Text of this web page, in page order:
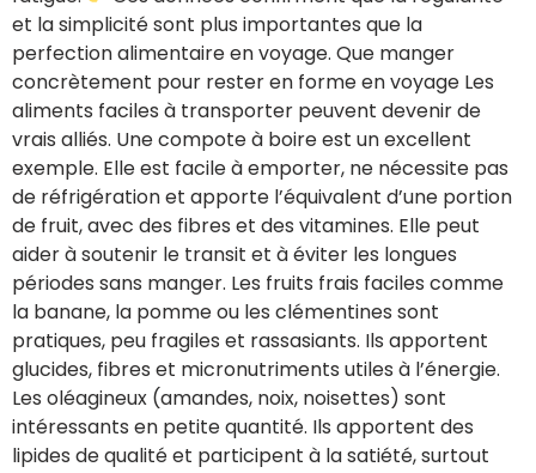
et la simplicité sont plus importantes que la
perfection alimentaire en voyage. Que manger
concrètement pour rester en forme en voyage Les
aliments faciles à transporter peuvent devenir de
vrais alliés. Une compote à boire est un excellent
exemple. Elle est facile à emporter, ne nécessite pas
de réfrigération et apporte l’équivalent d’une portion
de fruit, avec des fibres et des vitamines. Elle peut
aider à soutenir le transit et à éviter les longues
périodes sans manger. Les fruits frais faciles comme
la banane, la pomme ou les clémentines sont
pratiques, peu fragiles et rassasiants. Ils apportent
glucides, fibres et micronutriments utiles à l’énergie.
Les oléagineux (amandes, noix, noisettes) sont
intéressants en petite quantité. Ils apportent des
lipides de qualité et participent à la satiété, surtout